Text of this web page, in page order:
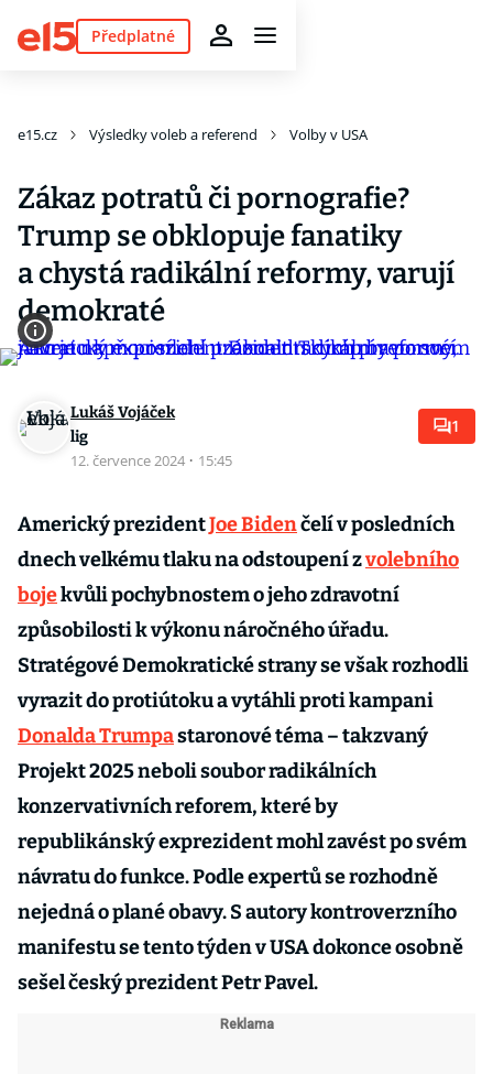
Předplatné
e15.cz Výsledky voleb a referend Volby v USA
Zákaz potratů či pornografie?
Trump se obklopuje fanatiky
a chystá radikální reformy, varují
demokraté
Lukáš Vojáček
lig
12. července 2024 · 15:45
1
Americký prezidentJoe Bidenčelí v posledních
dnech velkému tlaku na odstoupení zvolebního
bojekvůli pochybnostem o jeho zdravotní
způsobilosti k výkonu náročného úřadu.
Stratégové Demokratické strany se však rozhodli
vyrazit do protiútoku a vytáhli proti kampani
Donalda Trumpastaronové téma – takzvaný
Projekt 2025 neboli soubor radikálních
konzervativních reforem, které by
republikánský exprezident mohl zavést po svém
návratu do funkce. Podle expertů se rozhodně
nejedná o plané obavy. S autory kontroverzního
manifestu se tento týden v USA dokonce osobně
sešel český prezident Petr Pavel.